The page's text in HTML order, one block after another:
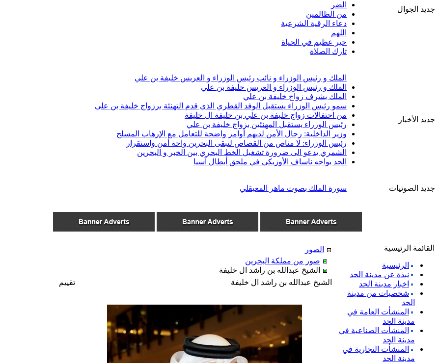
جديد الجوال
الضر
من الظالمين
دعاء الرقية الشرعية
اللهم
خير عظيم في الحياة
تارك الصلاة
جديد الأخبار
الملك و رئيس الوزراء و نائب رئيس الوزراء و العريس خليفة بن علي
الملك و رئيس الوزراء و العريس خليفة بن علي
الملك يشرف زواج خليفة بن علي
سمو رئيس الوزراء يستقبل الوفد القطري الذي قدم التهنئة برزواج خليفة بن علي
من احتفالات زواج خليفة بن علي بن خليفة ال خليفة
رئيس الوزراء يستقبل المهنئين بزواج خليفة بن علي
وزير الداخلية: رجال الأمن لديهم أوامر واضحة للتعامل مع الإرهاب المسلح
رئيس الوزراء: لا مناص من القصاص لتبقى البحرين واحة أمن واستقرار
الشمري يدعو الى ضرورة تشغيل الخط البحري بين الخبر و البحرين
الحد يواجه ناساف الأوزبكي في ملحق أبطال آسيا
جديد الصوتيات سورة الملك بصوت ماهر المعيقلي
القائمة الرئيسية
الرئيسية
نبذة عن مدينة الحد
اخبار مدينة الحد
شخصيات من مدينة
الحد
المنشأت العامة في
مدينة الحد
المنشأت الصناعية في
مدينة الحد
المنشأت التجارية في
مدينة الحد
الصور
صور من مملكة البحرين
الشيخ عبدالله بن راشد ال خليفة
الشيخ عبدالله بن راشد ال خليفة
تقييم